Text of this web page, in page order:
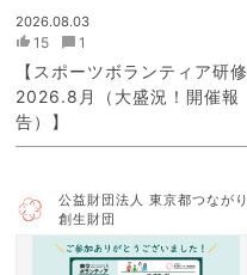
2026.08.03
15 1
【スポーツボランティア研修
2026.8月（大盛況！開催報
告）】
公益財団法人 東京都つながり
創生財団